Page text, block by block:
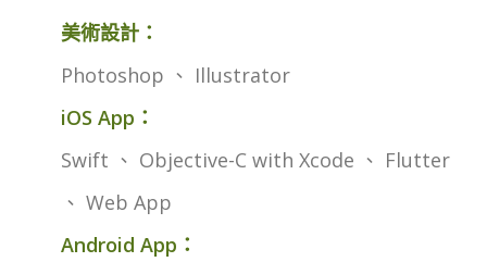
美術設計：
Photoshop 、 Illustrator
iOS App：
Swift 、 Objective-C with Xcode 、 Flutter
、 Web App
Android App：